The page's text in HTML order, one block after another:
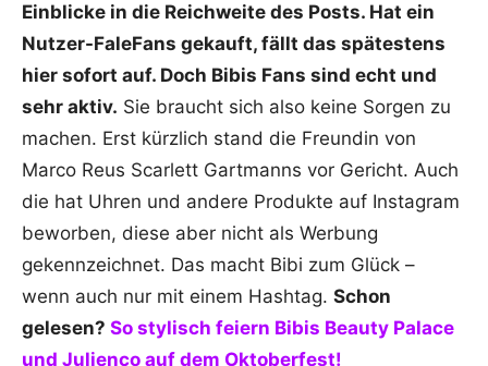
Einblicke in die Reichweite des Posts. Hat ein
Nutzer-FaleFans gekauft, fällt das spätestens
hier sofort auf. Doch Bibis Fans sind echt und
sehr aktiv. Sie braucht sich also keine Sorgen zu
machen. Erst kürzlich stand die Freundin von
Marco Reus Scarlett Gartmanns vor Gericht. Auch
die hat Uhren und andere Produkte auf Instagram
beworben, diese aber nicht als Werbung
gekennzeichnet. Das macht Bibi zum Glück –
wenn auch nur mit einem Hashtag. Schon
gelesen? So stylisch feiern Bibis Beauty Palace
und Julienco auf dem Oktoberfest!